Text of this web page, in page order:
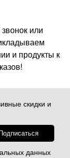
или
и продукты к
скидки и
данных